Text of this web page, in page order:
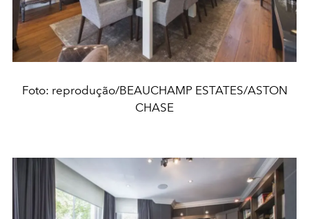
Foto: reprodução/BEAUCHAMP ESTATES/ASTON
CHASE